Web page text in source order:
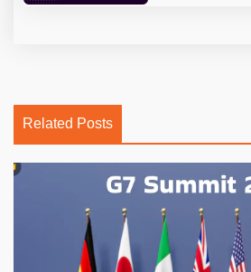
Related Posts